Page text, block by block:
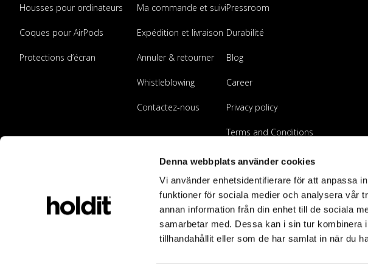
Denna webbplats använder cookies
Vi använder enhetsidentifierare för att anpassa
funktioner för sociala medier och analysera vår
annan information från din enhet till de sociala
samarbetar med. Dessa kan i sin tur kombinera
tillhandahållit eller som de har samlat in när du
Housses pour ordinateurs
Coques pour AirPods
Protections d’écran
Ma commande et suivi
Expédition et livraison
Annuler & retourner
Whistleblowing
Contactez-nous
Pressroom
Durabilité
Blog
Career
Privacy policy
Terms and Conditions
Devenir revendeur